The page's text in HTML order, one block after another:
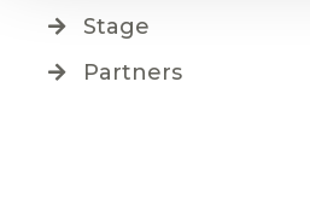
Stage
Partners